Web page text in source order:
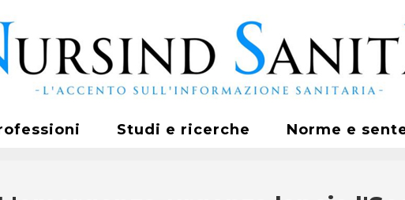
Studi e ricerche Norme e